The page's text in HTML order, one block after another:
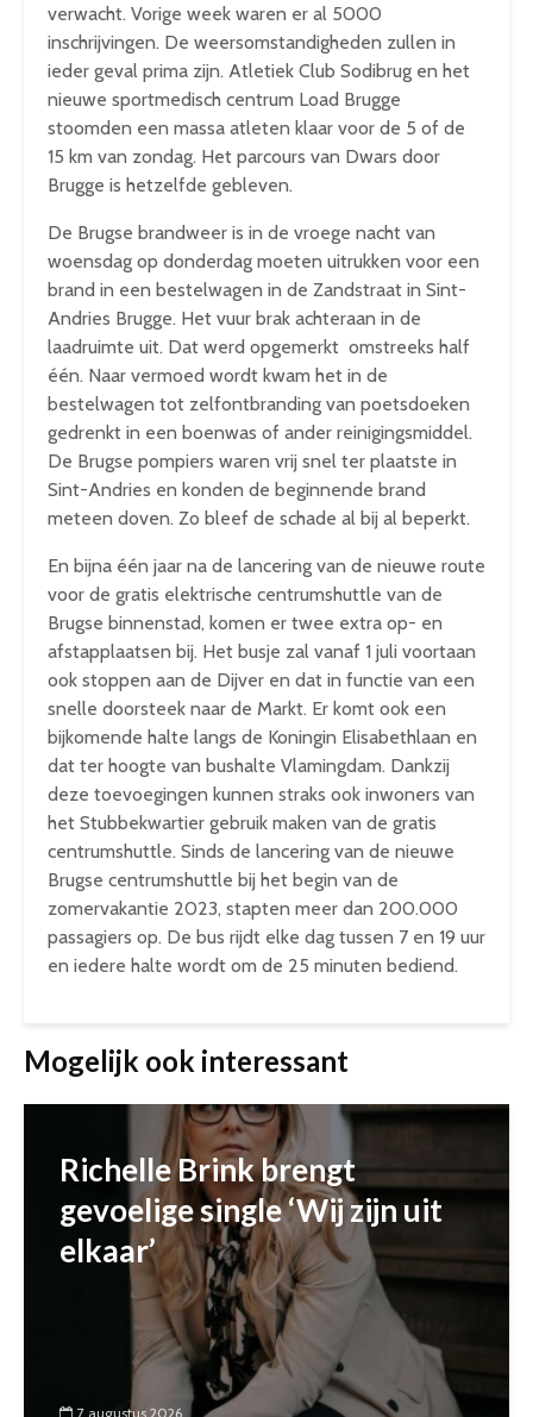
verwacht. Vorige week waren er al 5000
inschrijvingen. De weersomstandigheden zullen in
ieder geval prima zijn. Atletiek Club Sodibrug en het
nieuwe sportmedisch centrum Load Brugge
stoomden een massa atleten klaar voor de 5 of de
15 km van zondag. Het parcours van Dwars door
Brugge is hetzelfde gebleven.
De Brugse brandweer is in de vroege nacht van
woensdag op donderdag moeten uitrukken voor een
brand in een bestelwagen in de Zandstraat in Sint-
Andries Brugge. Het vuur brak achteraan in de
laadruimte uit. Dat werd opgemerkt omstreeks half
één. Naar vermoed wordt kwam het in de
bestelwagen tot zelfontbranding van poetsdoeken
gedrenkt in een boenwas of ander reinigingsmiddel.
De Brugse pompiers waren vrij snel ter plaatste in
Sint-Andries en konden de beginnende brand
meteen doven. Zo bleef de schade al bij al beperkt.
En bijna één jaar na de lancering van de nieuwe route
voor de gratis elektrische centrumshuttle van de
Brugse binnenstad, komen er twee extra op- en
afstapplaatsen bij. Het busje zal vanaf 1 juli voortaan
ook stoppen aan de Dijver en dat in functie van een
snelle doorsteek naar de Markt. Er komt ook een
bijkomende halte langs de Koningin Elisabethlaan en
dat ter hoogte van bushalte Vlamingdam. Dankzij
deze toevoegingen kunnen straks ook inwoners van
het Stubbekwartier gebruik maken van de gratis
centrumshuttle. Sinds de lancering van de nieuwe
Brugse centrumshuttle bij het begin van de
zomervakantie 2023, stapten meer dan 200.000
passagiers op. De bus rijdt elke dag tussen 7 en 19 uur
en iedere halte wordt om de 25 minuten bediend.
Mogelijk ook interessant
Richelle Brink brengt
gevoelige single ‘Wij zijn uit
elkaar’
7 augustus 2026